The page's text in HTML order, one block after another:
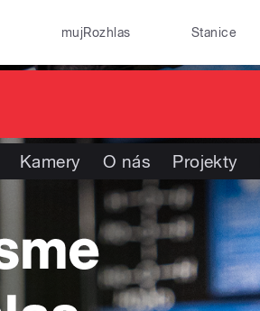
mujRozhlas Stanice
Kamery O nás Projekty